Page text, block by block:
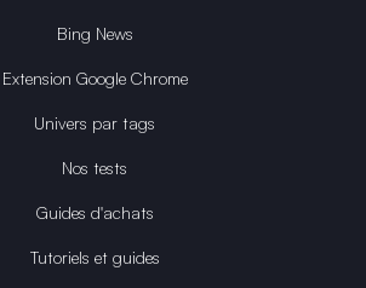
Bing News
Extension Google Chrome
Univers par tags
Nos tests
Guides d'achats
Tutoriels et guides